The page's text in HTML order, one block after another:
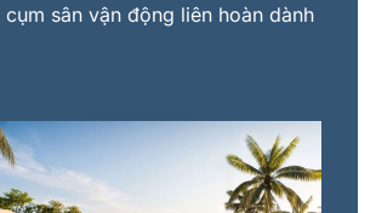
sân vận động liên hoàn dành